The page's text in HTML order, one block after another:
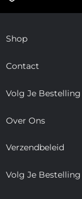
Shop
Contact
Volg Je Bestelling
Over Ons
Verzendbeleid
Volg Je Bestelling